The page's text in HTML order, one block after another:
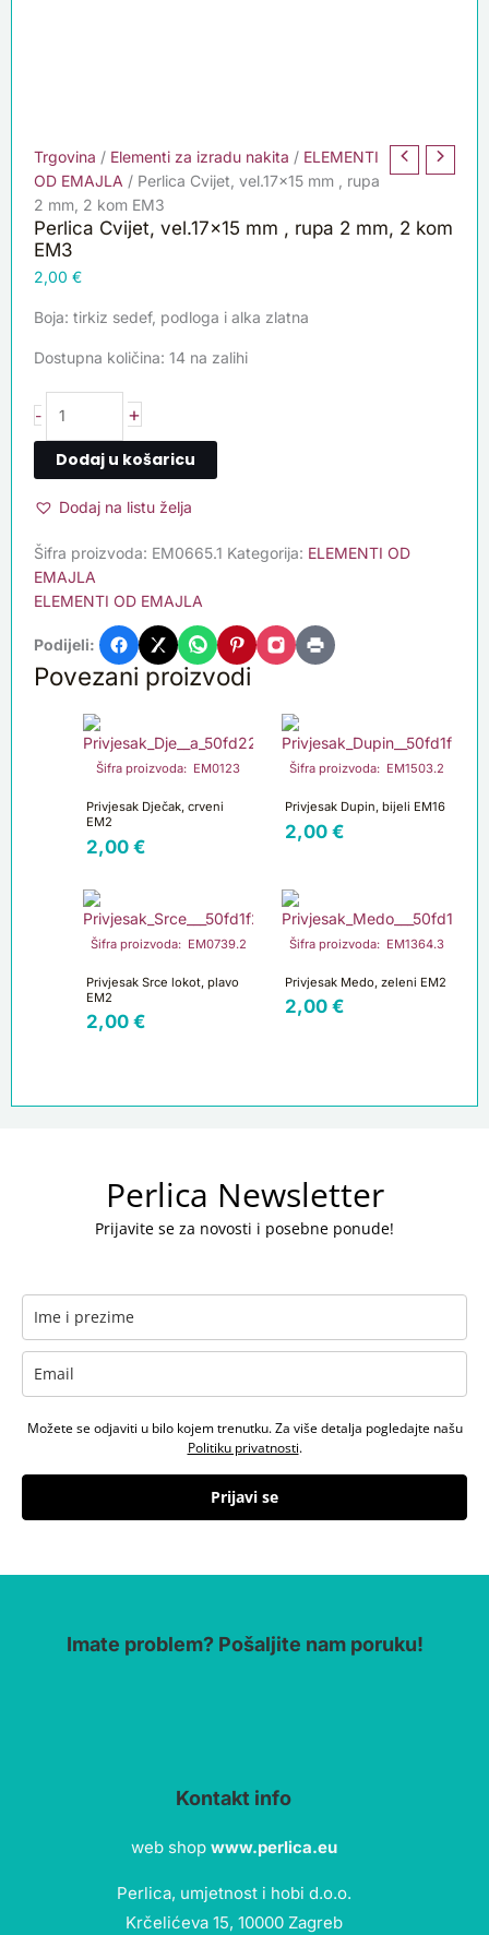
Trgovina / Elementi za izradu nakita / ELEMENTI
OD EMAJLA / Perlica Cvijet, vel.17×15 mm , rupa
2 mm, 2 kom EM3
Perlica Cvijet, vel.17×15 mm , rupa 2 mm, 2 kom
EM3
2,00 €
Boja: tirkiz sedef, podloga i alka zlatna
Dostupna količina: 14 na zalihi
- +
Dodaj u košaricu
Dodaj na listu želja
Šifra proizvoda: EM0665.1 Kategorija: ELEMENTI OD
EMAJLA
ELEMENTI OD EMAJLA
Podijeli:
Povezani proizvodi
Šifra proizvoda: EM0123
Privjesak Dječak, crveni
EM2
2,00 €
Šifra proizvoda: EM1503.2
Privjesak Dupin, bijeli EM16
2,00 €
Šifra proizvoda: EM0739.2
Privjesak Srce lokot, plavo
EM2
2,00 €
Šifra proizvoda: EM1364.3
Privjesak Medo, zeleni EM2
2,00 €
Perlica Newsletter
Prijavite se za novosti i posebne ponude!
Možete se odjaviti u bilo kojem trenutku. Za više detalja pogledajte našu
Politiku privatnosti.
Prijavi se
Imate problem? Pošaljite nam poruku!
Kontakt info
web shop www.perlica.eu
Perlica, umjetnost i hobi d.o.o.
Krčelićeva 15, 10000 Zagreb